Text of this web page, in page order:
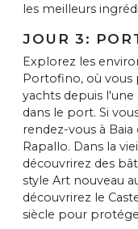
les meilleurs
JOUR 3:
Explorez les
Portofino, où vous
yachts depuis l'une
dans le port. Si
rendez-vous à
Rapallo. Dans la
découvrirez des
style Art nouveau
découvrirez le
siècle pour